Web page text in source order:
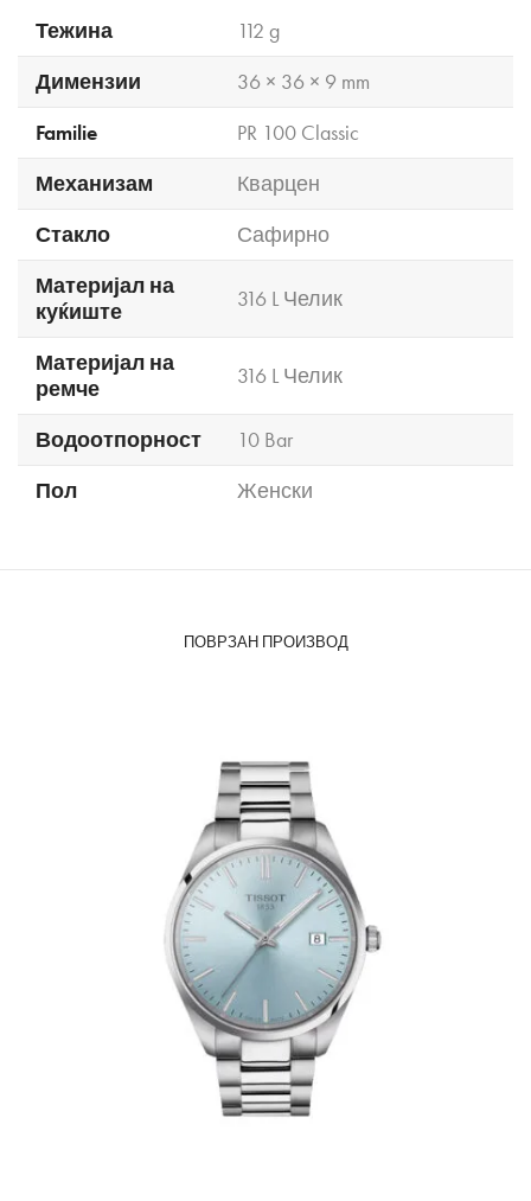
Тежина
112 g
Димензии
36 × 36 × 9 mm
Familie
PR 100 Classic
Механизам
Кварцен
Стакло
Сафирно
Материјал на
куќиште
316 L Челик
Материјал на
ремче
316 L Челик
Водоотпорност
10 Bar
Пол
Женски
ПОВРЗАН ПРОИЗВОД